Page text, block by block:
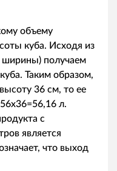
объему
куба. Исходя из
ширины) получаем
Таким образом,
36 см, то ее
л.
с
является
что выход